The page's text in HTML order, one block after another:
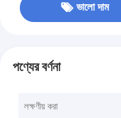
ভালো দাম
পণ্যের বর্ণনা
লক্ষণীয় করা